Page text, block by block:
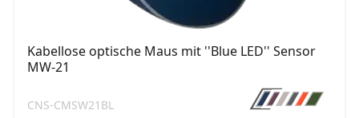
Kabellose optische Maus mit ''Blue LED'' Sensor
MW-21
CNS-CMSW21BL